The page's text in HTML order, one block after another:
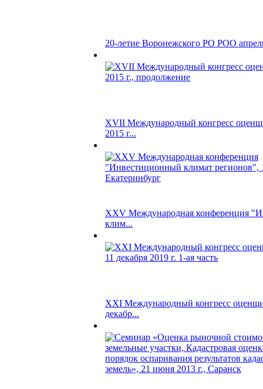
20-летие Воронежского РО РОО
XVII Международный конгресс
2015 г...
XXV Международная конференция
клим...
XXI Международный конгресс
декабр...